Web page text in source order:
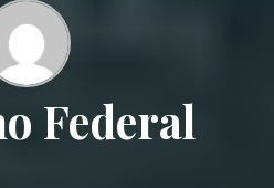
Federal